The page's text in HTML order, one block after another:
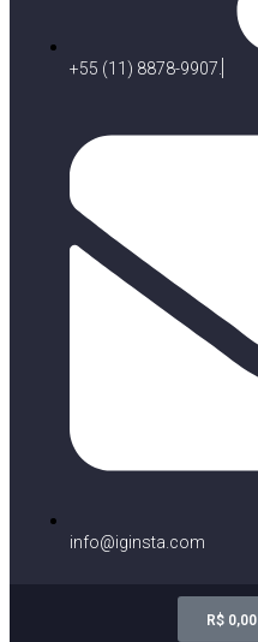
+55 (11) 8878-9907.
info@iginsta.com
R$0,00